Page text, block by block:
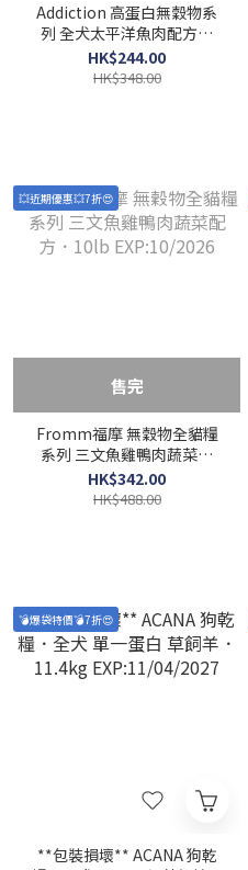
Addiction 高蛋白無穀物系
列 全犬太平洋魚肉配方．
4lb EXP:10/2026
HK$244.00
HK$348.00
💥近期優惠💥7折😍
售完
Fromm福摩 無穀物全貓糧
系列 三文魚雞鴨肉蔬菜配
方．10lb EXP:10/2026
HK$342.00
HK$488.00
💣爆袋特價💣7折😍
**包裝損壞** ACANA 狗乾